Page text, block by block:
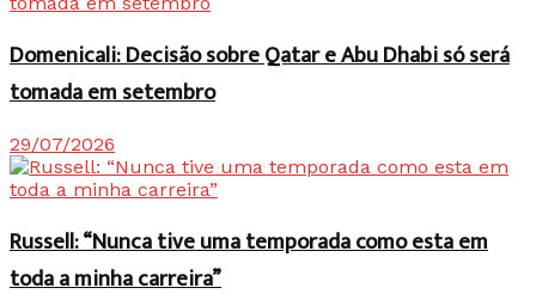
Domenicali: Decisão sobre Qatar e Abu Dhabi só será
tomada em setembro
29/07/2026
Russell: “Nunca tive uma temporada como esta em
toda a minha carreira”